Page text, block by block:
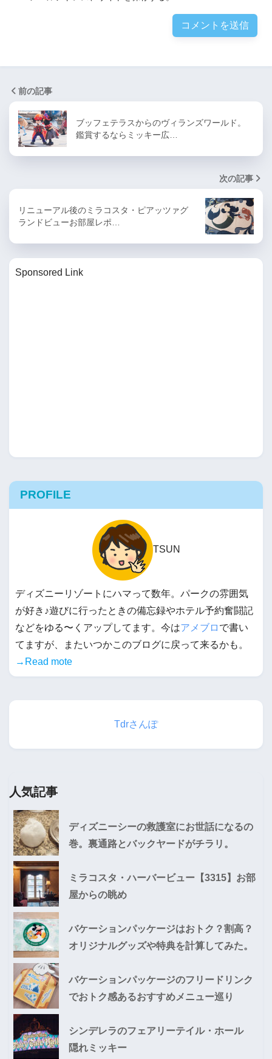
前の記事
ブッフェテラスからのヴィランズワールド。
鑑賞するならミッキー広…
次の記事
リニューアル後のミラコスタ・ピアッツァグ
ランドビューお部屋レポ…
Sponsored Link
PROFILE
TSUN
ディズニーリゾートにハマって数年。パークの雰囲気
が好き♪遊びに行ったときの備忘録やホテル予約奮闘記
などをゆる〜くアップしてます。今はアメブロ で書い
てますが、またいつかこのブログに戻って来るかも。
→Read mote
Tdrさんぽ
人気記事
ディズニーシーの救護室にお世話になるの
巻。裏通路とバックヤードがチラリ。
ミラコスタ・ハーバービュー【3315】お部
屋からの眺め
バケーションパッケージはおトク？割高？
オリジナルグッズや特典を計算してみた。
バケーションパッケージのフリードリンク
でおトク感あるおすすめメニュー巡り
シンデレラのフェアリーテイル・ホール
隠れミッキー